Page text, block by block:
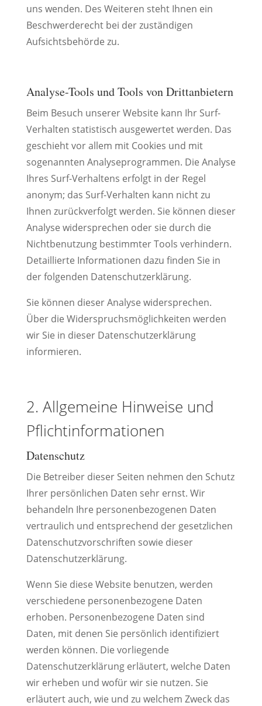
uns wenden. Des Weiteren steht Ihnen ein
Beschwerderecht bei der zuständigen
Aufsichtsbehörde zu.
Analyse-Tools und Tools von Drittanbietern
Beim Besuch unserer Website kann Ihr Surf-
Verhalten statistisch ausgewertet werden. Das
geschieht vor allem mit Cookies und mit
sogenannten Analyseprogrammen. Die Analyse
Ihres Surf-Verhaltens erfolgt in der Regel
anonym; das Surf-Verhalten kann nicht zu
Ihnen zurückverfolgt werden. Sie können dieser
Analyse widersprechen oder sie durch die
Nichtbenutzung bestimmter Tools verhindern.
Detaillierte Informationen dazu finden Sie in
der folgenden Datenschutzerklärung.
Sie können dieser Analyse widersprechen.
Über die Widerspruchsmöglichkeiten werden
wir Sie in dieser Datenschutzerklärung
informieren.
2. Allgemeine Hinweise und
Pflichtinformationen
Datenschutz
Die Betreiber dieser Seiten nehmen den Schutz
Ihrer persönlichen Daten sehr ernst. Wir
behandeln Ihre personenbezogenen Daten
vertraulich und entsprechend der gesetzlichen
Datenschutzvorschriften sowie dieser
Datenschutzerklärung.
Wenn Sie diese Website benutzen, werden
verschiedene personenbezogene Daten
erhoben. Personenbezogene Daten sind
Daten, mit denen Sie persönlich identifiziert
werden können. Die vorliegende
Datenschutzerklärung erläutert, welche Daten
wir erheben und wofür wir sie nutzen. Sie
erläutert auch, wie und zu welchem Zweck das